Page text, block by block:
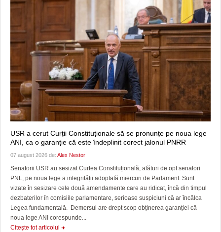
USR a cerut Curții Constituționale să se pronunțe pe noua lege
ANI, ca o garanție că este îndeplinit corect jalonul PNRR
07 august 2026 de: Alex Nestor
Senatorii USR au sesizat Curtea Constituțională, alături de opt senatori
PNL, pe noua lege a integrității adoptată miercuri de Parlament. Sunt
vizate în sesizare cele două amendamente care au ridicat, încă din timpul
dezbaterilor în comisiile parlamentare, serioase suspiciuni că ar încălca
Legea fundamentală. Demersul are drept scop obținerea garanției că
noua lege ANI corespunde...
Citeşte tot articolul